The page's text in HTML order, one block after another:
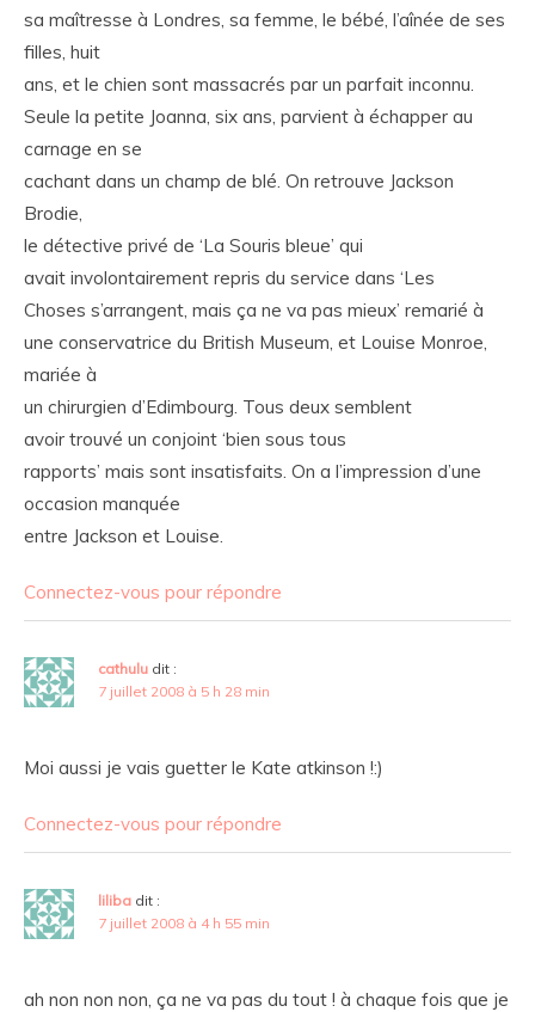
sa maîtresse à Londres, sa femme, le bébé, l’aînée de ses
filles, huit
ans, et le chien sont massacrés par un parfait inconnu.
Seule la petite Joanna, six ans, parvient à échapper au
carnage en se
cachant dans un champ de blé. On retrouve Jackson
Brodie,
le détective privé de ‘La Souris bleue’ qui
avait involontairement repris du service dans ‘Les
Choses s’arrangent, mais ça ne va pas mieux’ remarié à
une conservatrice du British Museum, et Louise Monroe,
mariée à
un chirurgien d’Edimbourg. Tous deux semblent
avoir trouvé un conjoint ‘bien sous tous
rapports’ mais sont insatisfaits. On a l’impression d’une
occasion manquée
entre Jackson et Louise.
Connectez-vous pour répondre
cathulu dit :
7 juillet 2008 à 5 h 28 min
Moi aussi je vais guetter le Kate atkinson !:)
Connectez-vous pour répondre
liliba dit :
7 juillet 2008 à 4 h 55 min
ah non non non, ça ne va pas du tout ! à chaque fois que je